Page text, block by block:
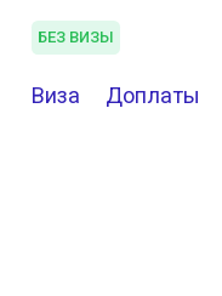
БЕЗ ВИЗЫ
Виза Доплаты